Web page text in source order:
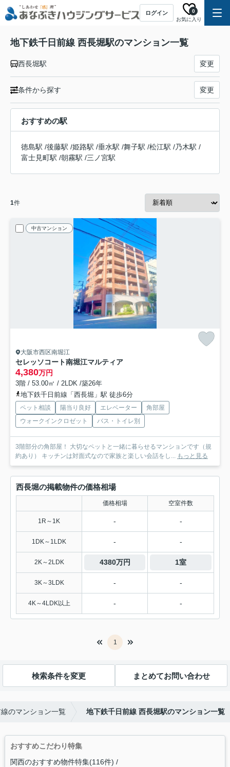
ログイン
お気に入り
0
地下鉄千日前線 西長堀駅のマンション一覧
西長堀駅 変更
条件から探す 変更
おすすめの駅
徳島駅 /後藤駅 /姫路駅 /垂水駅 /舞子駅 /松江駅 /乃木駅 /
富士見町駅 /朝霧駅 /三ノ宮駅
1件
中古マンション
大阪市西区南堀江
セレッソコート南堀江マルティア
4,380万円
3階 / 53.00㎡ / 2LDK /築26年
地下鉄千日前線「西長堀」駅 徒歩6分
ペット相談 陽当り良好 エレベーター
角部屋
ウォークインクロゼット
バス・トイレ別
3階部分の角部屋！ 大切なペットと一緒に暮らせるマンションです（規
約あり） キッチンは対面式なので家族と楽しい会話をし... もっと見る
西長堀の掲載物件の価格相場
価格相場 空室件数
1R～1K - -
1DK～1LDK - -
2K～2LDK 4380万円 1室
3K～3LDK - -
4K～4LDK以上 - -
1
検索条件を変更 まとめてお問い合わせ
のマンション一覧 地下鉄千日前線 西長堀駅のマンション一覧
おすすめこだわり特集
関西のおすすめ物件特集(116件)